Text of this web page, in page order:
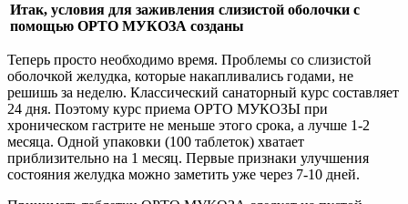
Итак, условия для заживления слизистой оболочки с
помощью ОРТО МУКОЗА созданы
Теперь просто необходимо время. Проблемы со слизистой
оболочкой желудка, которые накапливались годами, не
решишь за неделю. Классический санаторный курс составляет
24 дня. Поэтому курс приема ОРТО МУКОЗЫ при
хроническом гастрите не меньше этого срока, а лучше 1-2
месяца. Одной упаковки (100 таблеток) хватает
приблизительно на 1 месяц. Первые признаки улучшения
состояния желудка можно заметить уже через 7-10 дней.